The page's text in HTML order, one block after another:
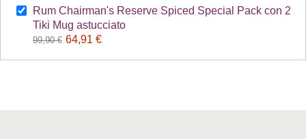
Rum Chairman's Reserve Spiced Special Pack con 2
Tiki Mug astucciato
99,90 € 64,91 €